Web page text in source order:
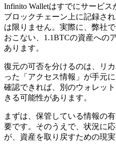
Infinito Walletはすでにサービ
ブロックチェーン上に記録さ
は限りません。実際に、弊社
おこない、1.1BTCの資産への
あります。
復元の可否を分けるのは、リ
った「アクセス情報」が手元
確認できれば、別のウォレッ
きる可能性があります。
まずは、保管している情報の
要です。そのうえで、状況に
が、資産を取り戻すための現